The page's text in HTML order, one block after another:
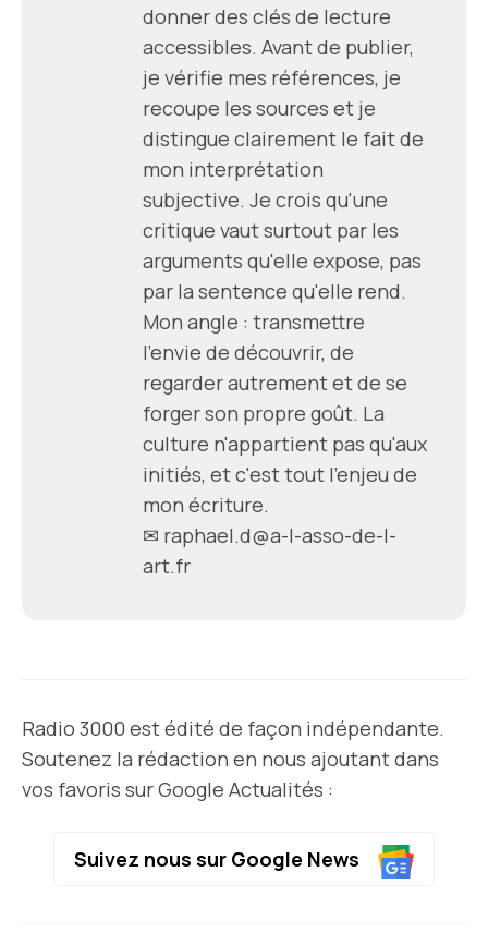
donner des clés de lecture
accessibles. Avant de publier,
je vérifie mes références, je
recoupe les sources et je
distingue clairement le fait de
mon interprétation
subjective. Je crois qu'une
critique vaut surtout par les
arguments qu'elle expose, pas
par la sentence qu'elle rend.
Mon angle : transmettre
l'envie de découvrir, de
regarder autrement et de se
forger son propre goût. La
culture n'appartient pas qu'aux
initiés, et c'est tout l'enjeu de
mon écriture.
✉ raphael.d@a-l-asso-de-l-
art.fr
Radio 3000 est édité de façon indépendante.
Soutenez la rédaction en nous ajoutant dans
vos favoris sur Google Actualités :
Suivez nous sur Google News